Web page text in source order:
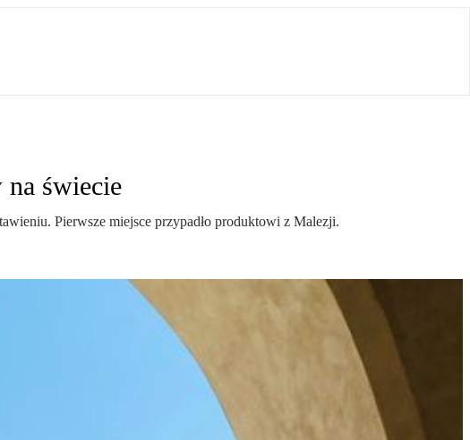
świecie
Pierwsze miejsce przypadło produktowi z Malezji.